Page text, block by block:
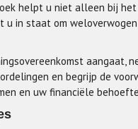
helpt u niet alleen bij
in staat om
aangaat,
en begrijp de
en uw financiële